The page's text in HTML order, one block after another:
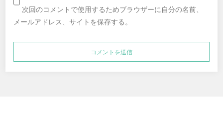
次回のコメントで使用するためブラウザーに自分の名前、
メールアドレス、サイトを保存する。